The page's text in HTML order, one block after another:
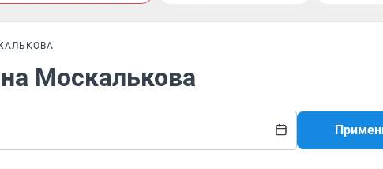
Москалькова